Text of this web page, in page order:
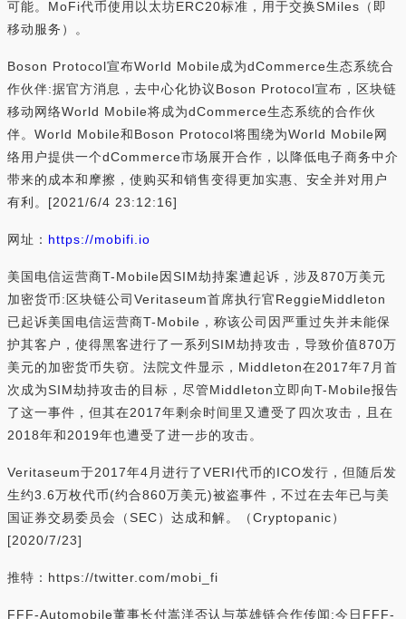
可能。MoFi代币使用以太坊ERC20标准，用于交换SMiles（即
移动服务）。
Boson Protocol宣布World Mobile成为dCommerce生态系统合
作伙伴:据官方消息，去中心化协议Boson Protocol宣布，区块链
移动网络World Mobile将成为dCommerce生态系统的合作伙
伴。World Mobile和Boson Protocol将围绕为World Mobile网
络用户提供一个dCommerce市场展开合作，以降低电子商务中介
带来的成本和摩擦，使购买和销售变得更加实惠、安全并对用户
有利。[2021/6/4 23:12:16]
网址： https://mobifi.io
美国电信运营商T-Mobile因SIM劫持案遭起诉，涉及870万美元
加密货币:区块链公司Veritaseum首席执行官ReggieMiddleton
已起诉美国电信运营商T-Mobile，称该公司因严重过失并未能保
护其客户，使得黑客进行了一系列SIM劫持攻击，导致价值870万
美元的加密货币失窃。法院文件显示，Middleton在2017年7月首
次成为SIM劫持攻击的目标，尽管Middleton立即向T-Mobile报告
了这一事件，但其在2017年剩余时间里又遭受了四次攻击，且在
2018年和2019年也遭受了进一步的攻击。
Veritaseum于2017年4月进行了VERI代币的ICO发行，但随后发
生约3.6万枚代币(约合860万美元)被盗事件，不过在去年已与美
国证券交易委员会（SEC）达成和解。（Cryptopanic）
[2020/7/23]
推特：https://twitter.com/mobi_fi
FFF-Automobile董事长付嵩洋否认与英雄链合作传闻:今日FFF-